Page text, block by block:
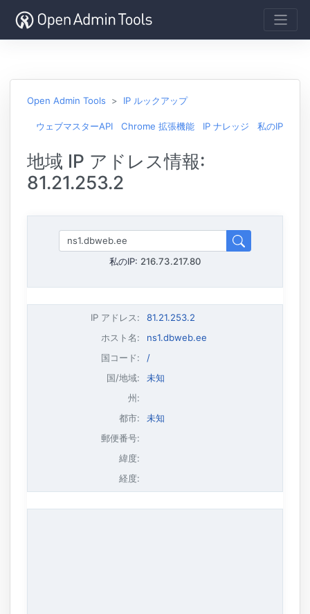
Open Admin Tools IP ルックアップ
ウェブマスターAPI Chrome 拡張機能 IP ナレッジ 私のIP
地域 IP アドレス情報:
81.21.253.2
私のIP: 216.73.217.80
IP アドレス:
81.21.253.2
ホスト名:
ns1.dbweb.ee
国コード:
/
国/地域:
未知
州:
都市:
未知
郵便番号:
緯度:
経度: